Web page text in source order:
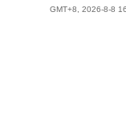
GMT+8, 2026-8-8